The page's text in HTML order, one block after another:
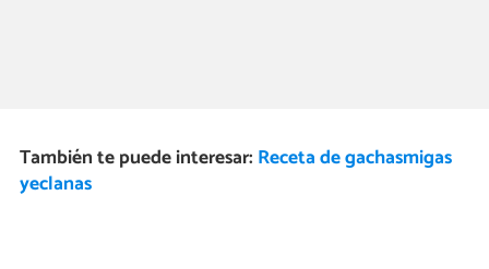
También te puede interesar: Receta de gachasmigas
yeclanas